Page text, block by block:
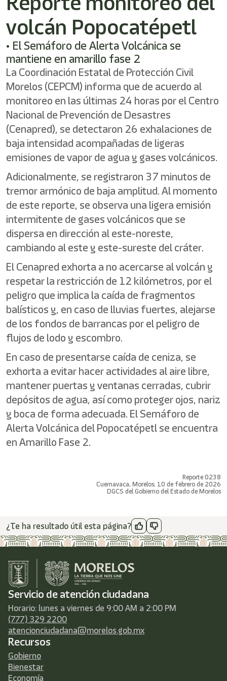
Este
directo
activa
lector
de
pantalla
para
ayudarle
navegar
interactuar
contenido.
volcán Popocatépetl
• El Semáforo de Alerta Volcánica se
mantiene en amarillo fase 2
La Coordinación Estatal de Protección Civil
Morelos (CEPCM) informa que de acuerdo al
monitoreo en las últimas 24 horas por el Centro
Nacional de Prevención de Desastres
(Cenapred), se detectaron 26 exhalaciones de
baja intensidad acompañadas de ligeras
emisiones de vapor de agua y gases volcánicos.
Adicionalmente, se registraron 37 minutos de
tremor armónico de baja amplitud. Al momento
de este reporte, se observa una ligera emisión
intermitente de gases volcánicos que se
dispersa en dirección al este-noreste,
cambiando al este y este-sureste del cráter.
El Cenapred exhorta a no acercarse al volcán y
respetar la restricción de 12 kilómetros, por el
peligro que implica la caída de fragmentos
balísticos y, en caso de lluvias fuertes, alejarse
de los fondos de barrancas por el peligro de
flujos de lodo y escombro.
En caso de presentarse caída de ceniza, se
exhorta a evitar hacer actividades al aire libre,
mantener puertas y ventanas cerradas, cubrir
depósitos de agua, así como proteger ojos, nariz
y boca de forma adecuada. El Semáforo de
Alerta Volcánica del Popocatépetl se encuentra
en Amarillo Fase 2.
Reporte 0238
Cuernavaca, Morelos; 10 de febrero de 2026
DGCS del Gobierno del Estado de Morelos
¿Te ha resultado útil esta página?
Servicio de atención ciudadana
Horario: lunes a viernes de 9:00 AM a 2:00 PM
(777) 329 2200
atencionciudadana@morelos.gob.mx
Recursos
Gobierno
Bienestar
Economía